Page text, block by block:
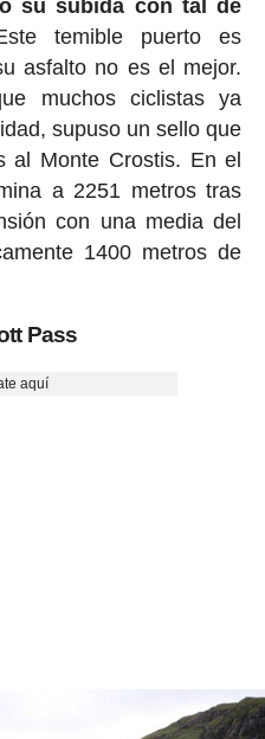
su subida con tal de
temible puerto es
asfalto no es el mejor.
muchos ciclistas ya
supuso un sello que
al Monte Crostis. En el
a 2251 metros tras
con una media del
1400 metros de
Pass
aquí